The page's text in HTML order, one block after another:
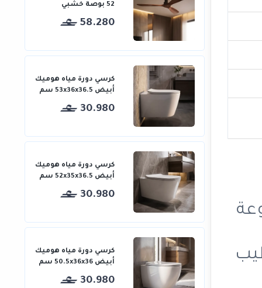
52 بوصة خشبي
58.280
كرسي دورة مياه هوميك
أبيض 53x36x36.5 سم
30.980
كرسي دورة مياه هوميك
أبيض 52x35x36.5 سم
30.980
كرسي دورة مياه هوميك
أبيض 50.5x36x36 سم
30.980